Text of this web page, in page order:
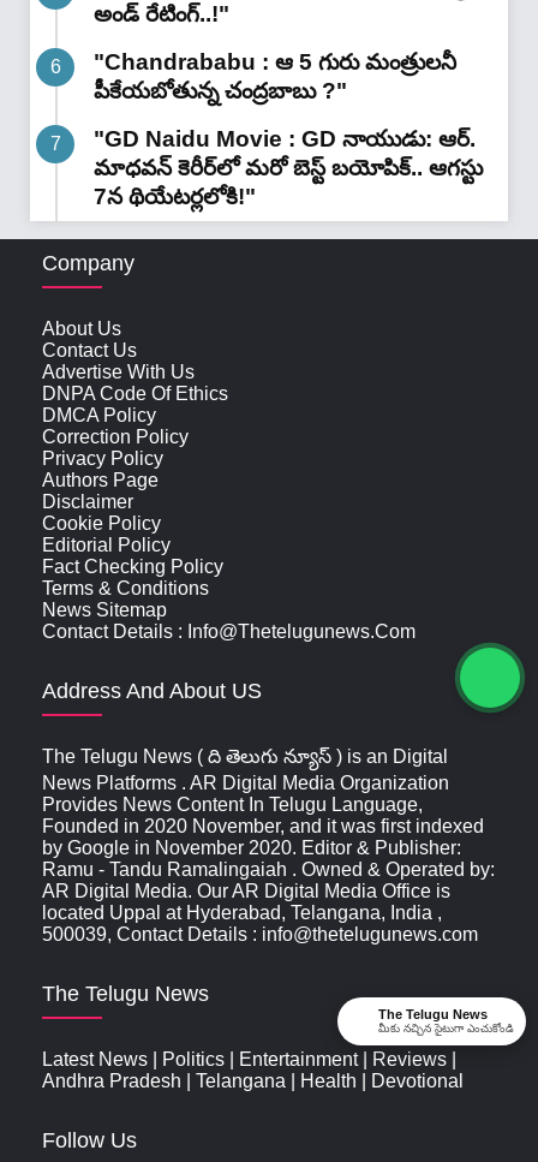
అండ్ రేటింగ్‌..!"
"Chandrababu : ఆ 5 గురు మంత్రులనీ
పీకేయబోతున్న చంద్రబాబు ?"
"GD Naidu Movie : GD నాయుడు: ఆర్.
మాధవన్‌ కెరీర్‌లో మరో బెస్ట్ బయోపిక్.. ఆగస్టు
7న థియేటర్లలోకి!"
Company
About Us
Contact Us
Advertise With Us
DNPA Code Of Ethics
DMCA Policy
Correction Policy
Privacy Policy
Authors Page
Disclaimer
Cookie Policy
Editorial Policy
Fact Checking Policy
Terms & Conditions
News Sitemap
Contact Details : Info@thetelugunews.com
Address And About US
The Telugu News ( ది తెలుగు న్యూస్‌ ) is an Digital
News Platforms . AR Digital Media Organization
Provides News Content In Telugu Language,
Founded in 2020 November, and it was first indexed
by Google in November 2020. Editor & Publisher:
Ramu - Tandu Ramalingaiah . Owned & Operated by:
AR Digital Media. Our AR Digital Media Office is
located Uppal at Hyderabad, Telangana, India ,
500039, Contact Details : info@thetelugunews.com
The Telugu News
Latest News Politics Entertainment| Reviews
Andhra Pradesh
Telangana Health Devotional
Follow Us
The Telugu News
మీకు నచ్చిన సైటుగా ఎంచుకోండి